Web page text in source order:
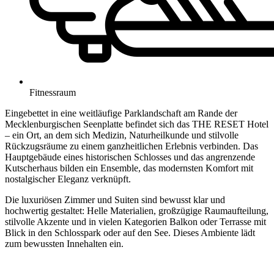
Fitnessraum
Eingebettet in eine weitläufige Parklandschaft am Rande der
Mecklenburgischen Seenplatte befindet sich das THE RESET Hotel
– ein Ort, an dem sich Medizin, Naturheilkunde und stilvolle
Rückzugsräume zu einem ganzheitlichen Erlebnis verbinden. Das
Hauptgebäude eines historischen Schlosses und das angrenzende
Kutscherhaus bilden ein Ensemble, das modernsten Komfort mit
nostalgischer Eleganz verknüpft.
Die luxuriösen Zimmer und Suiten sind bewusst klar und
hochwertig gestaltet: Helle Materialien, großzügige Raumaufteilung,
stilvolle Akzente und in vielen Kategorien Balkon oder Terrasse mit
Blick in den Schlosspark oder auf den See. Dieses Ambiente lädt
zum bewussten Innehalten ein.